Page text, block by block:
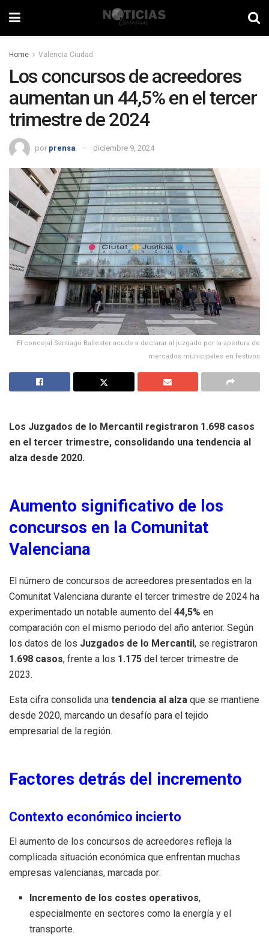
Home Valencia Ciudad
Los concursos de acreedores
aumentan un 44,5% en el tercer
trimestre de 2024
por prensa diciembre 9, 2024
El concejal Santiago Ballester acude a declarar al juzgado por la apertura de
mercados municipales en festivos
Los Juzgados de lo Mercantil registraron 1.698 casos
en el tercer trimestre, consolidando una tendencia al
alza desde 2020.
Aumento significativo de los
concursos en la Comunitat
Valenciana
El número de concursos de acreedores presentados en la
Comunitat Valenciana durante el tercer trimestre de 2024 ha
experimentado un notable aumento del 44,5% en
comparación con el mismo periodo del año anterior. Según
los datos de los Juzgados de lo Mercantil, se registraron
1.698 casos, frente a los 1.175 del tercer trimestre de
2023.
Esta cifra consolida una tendencia al alza que se mantiene
desde 2020, marcando un desafío para el tejido
empresarial de la región.
Factores detrás del incremento
Contexto económico incierto
El aumento de los concursos de acreedores refleja la
complicada situación económica que enfrentan muchas
empresas valencianas, marcada por:
Incremento de los costes operativos,
especialmente en sectores como la energía y el
transporte.